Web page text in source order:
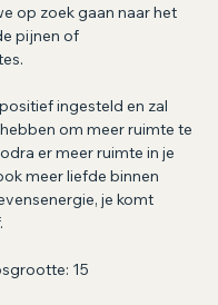
op zoek gaan naar het
pijnen of
ingesteld en zal
om meer ruimte te
er meer ruimte in je
meer liefde binnen
je komt
15